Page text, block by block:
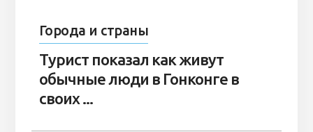
Города и страны
Турист показал как живут
обычные люди в Гонконге в
своих ...